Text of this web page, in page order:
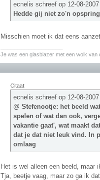
ecnelis schreef op 12-08-
Hedde gij niet zo'n
Misschien moet ik dat eens
Je was een glasblazer met een wolk van
Citaat:
ecnelis schreef op 12-08-
@ Stefenootje: het beeld
spelen of wat dan ook,
vakantie gaat', wat maakt
dat je dat niet leuk vind. In
omlaag
Het is wel alleen een beeld, maar
Tja, beetje vaag, maar zo ga ik